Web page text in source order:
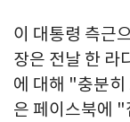
이 대통령 측근
장은 전날 한 라
에 대해 "충분
은 페이스북에 "